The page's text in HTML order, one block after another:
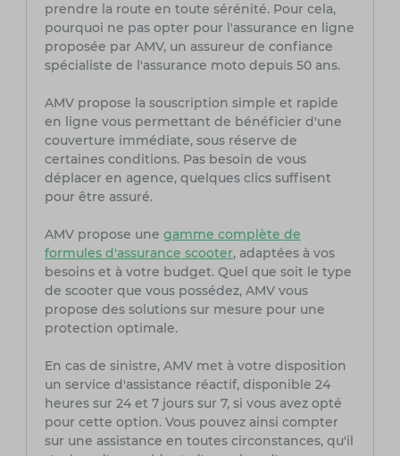
prendre la route en toute sérénité. Pour cela,
pourquoi ne pas opter pour l'assurance en ligne
proposée par AMV, un assureur de confiance
spécialiste de l'assurance moto depuis 50 ans.
AMV propose la souscription simple et rapide
en ligne vous permettant de bénéficier d'une
couverture immédiate, sous réserve de
certaines conditions. Pas besoin de vous
déplacer en agence, quelques clics suffisent
pour être assuré.
AMV propose une gamme complète de
formules d'assurance scooter, adaptées à vos
besoins et à votre budget. Quel que soit le type
de scooter que vous possédez, AMV vous
propose des solutions sur mesure pour une
protection optimale.
En cas de sinistre, AMV met à votre disposition
un service d'assistance réactif, disponible 24
heures sur 24 et 7 jours sur 7, si vous avez opté
pour cette option. Vous pouvez ainsi compter
sur une assistance en toutes circonstances, qu'il